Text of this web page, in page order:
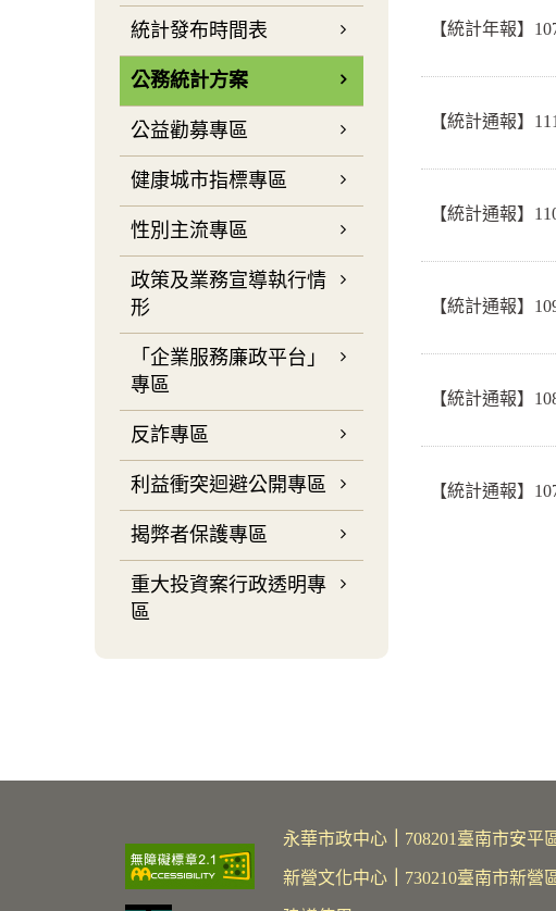
統計發布時間表
公務統計方案
公益勸募專區
健康城市指標專區
性別主流專區
政策及業務宣導執行情
形
「企業服務廉政平台」
專區
反詐專區
利益衝突迴避公開專區
揭弊者保護專區
重大投資案行政透明專
區
【統計年報】
【統計通報】
【統計通報】
【統計通報】
【統計通報】
【統計通報】
永華市政中心 708201臺南市安平
新營文化中心 730210臺南市新營